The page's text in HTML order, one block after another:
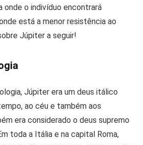
onde o indivíduo encontrará
está a menor resistência ao
Júpiter a seguir!
Júpiter era um deus itálico
ao céu e também aos
era considerado o deus supremo
toda a Itália e na capital Roma,